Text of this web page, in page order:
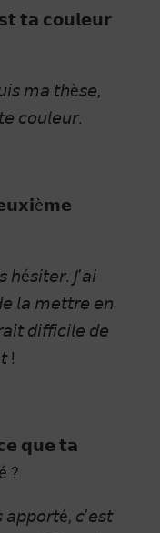
𝘁𝗮 𝗰𝗼𝘂𝗹𝗲𝘂𝗿
𝘮𝘢 𝘵𝘩è𝘴𝘦,
𝘤𝘰𝘶𝘭𝘦𝘶𝘳.
𝘑’𝘢𝘪
𝘭𝘢 𝘮𝘦𝘵𝘵𝘳𝘦 𝘦𝘯
𝘥𝘪𝘧𝘧𝘪𝘤𝘪𝘭𝘦 𝘥𝘦
!
𝗾𝘂𝗲 𝘁𝗮
?
𝘤’𝘦𝘴𝘵